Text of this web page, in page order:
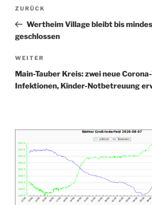
Beitragsnavigation
Vorheriger
Beitrag
ZURÜCK
Wertheim Village bleibt bis
geschlossen
Nächster
Beitrag
WEITER
Main-Tauber Kreis: zwei neue
Infektionen, Kinder-Notbetreuung